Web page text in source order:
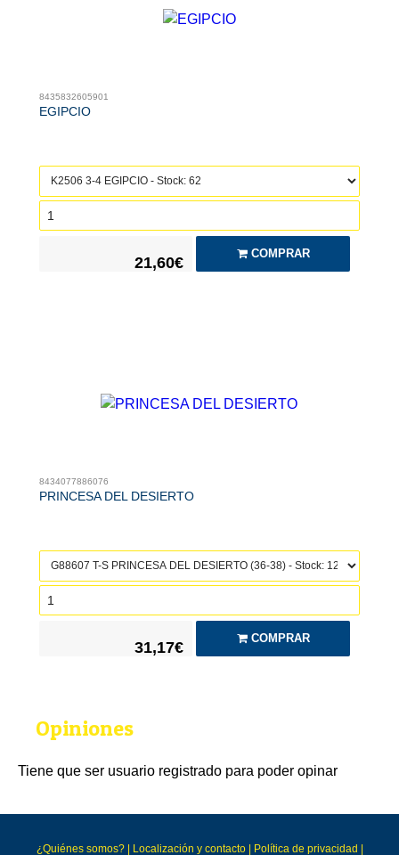
8435832605901
EGIPCIO
21,60€
COMPRAR
8434077886076
PRINCESA DEL DESIERTO
31,17€
COMPRAR
Opiniones
Tiene que ser usuario registrado para poder opinar
¿Quiénes somos?| Localización y contacto| Política de privacidad |